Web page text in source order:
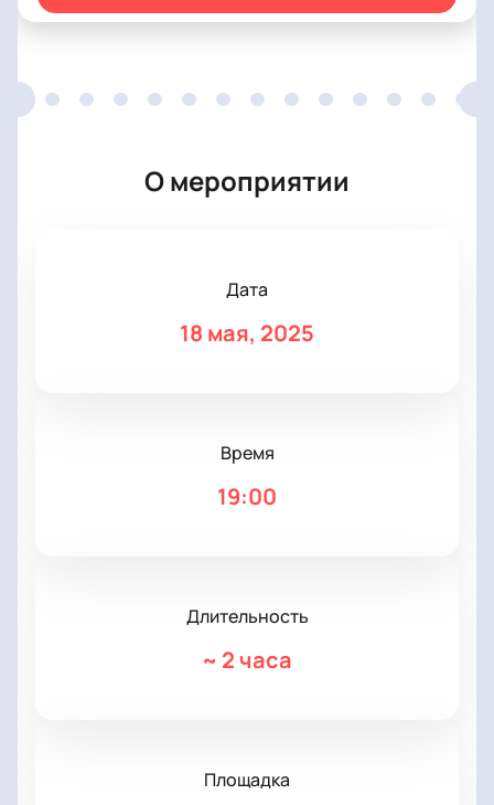
О мероприятии
Дата
18 мая, 2025
Время
19:00
Длительность
~ 2 часа
Площадка